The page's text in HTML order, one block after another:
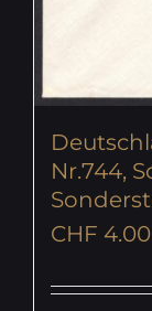
Nr.744,
CHF 4.00